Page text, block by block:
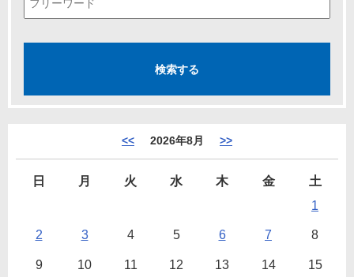
<< 2026年8月 >>
日 月 火 水 木 金
土
1
2 3 4 5 6 7 8
9 10 11 12 13 14 15